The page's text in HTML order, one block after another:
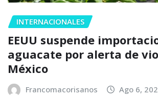
INTERNACIONALES
EEUU suspende
aguacate por alerta de
México
Francomacorisanos Ago 6,